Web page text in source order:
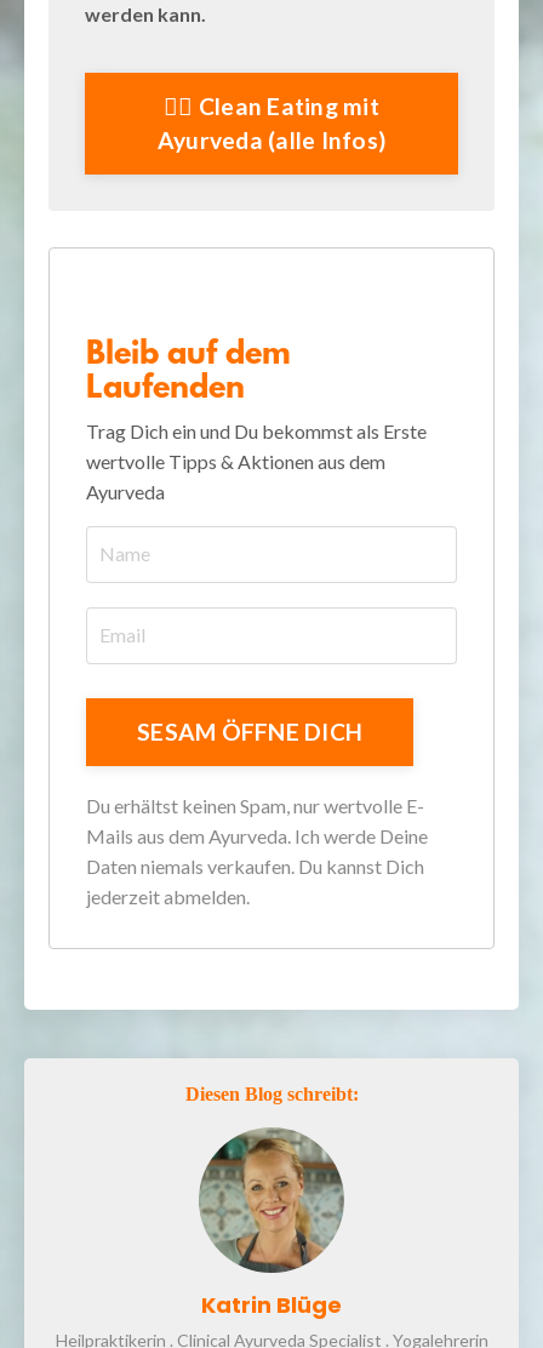
werden kann.
👉🏻 Clean Eating mit
Ayurveda (alle Infos)
Bleib auf dem
Laufenden
Trag Dich ein und Du bekommst als Erste
wertvolle Tipps & Aktionen aus dem
Ayurveda
Du erhältst keinen Spam, nur wertvolle E-
Mails aus dem Ayurveda. Ich werde Deine
Daten niemals verkaufen. Du kannst Dich
jederzeit abmelden.
Diesen Blog schreibt:
Katrin Blüge
Heilpraktikerin . Clinical Ayurveda Specialist . Yogalehrerin